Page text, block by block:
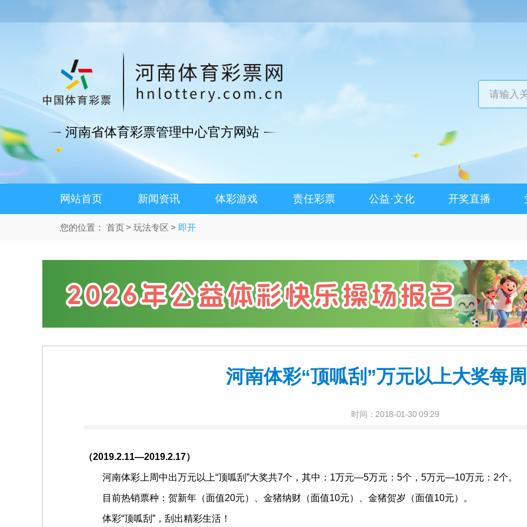
河南省体育彩票管理中心官方网站
网站首页 新闻资讯 体彩游戏 责任彩票 公益·文化 开奖直播
您的位置： 首页 玩法专区 即开
河南体彩“顶呱刮”万元以上大奖每
时间：2018-01-30 09:29
（2019.2.11—2019.2.17）
河南体彩上周中出万元以上“顶呱刮”大奖共7个，其中：1万元—5万元：5个，5万元—10万元：2个。
目前热销票种：贺新年（面值20元）、金猪纳财（面值10元）、金猪贺岁（面值10元）。
体彩“顶呱刮”，刮出精彩生活！